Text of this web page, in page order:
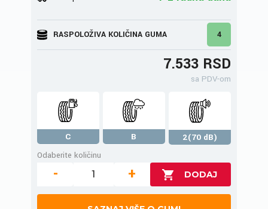
RASPOLOŽIVA KOLIČINA GUMA 4
7.533 RSD
sa PDV-om
C B
2(70 dB)
Odaberite količinu
- +